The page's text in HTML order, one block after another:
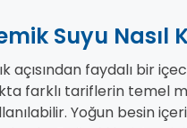
Suyu Nasıl
açısından faydalı bir
farklı tariflerin temel
Yoğun besin